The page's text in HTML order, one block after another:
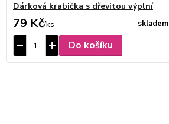
Dárková krabička s dřevitou výplní
79 Kč/ks skladem
Do košíku